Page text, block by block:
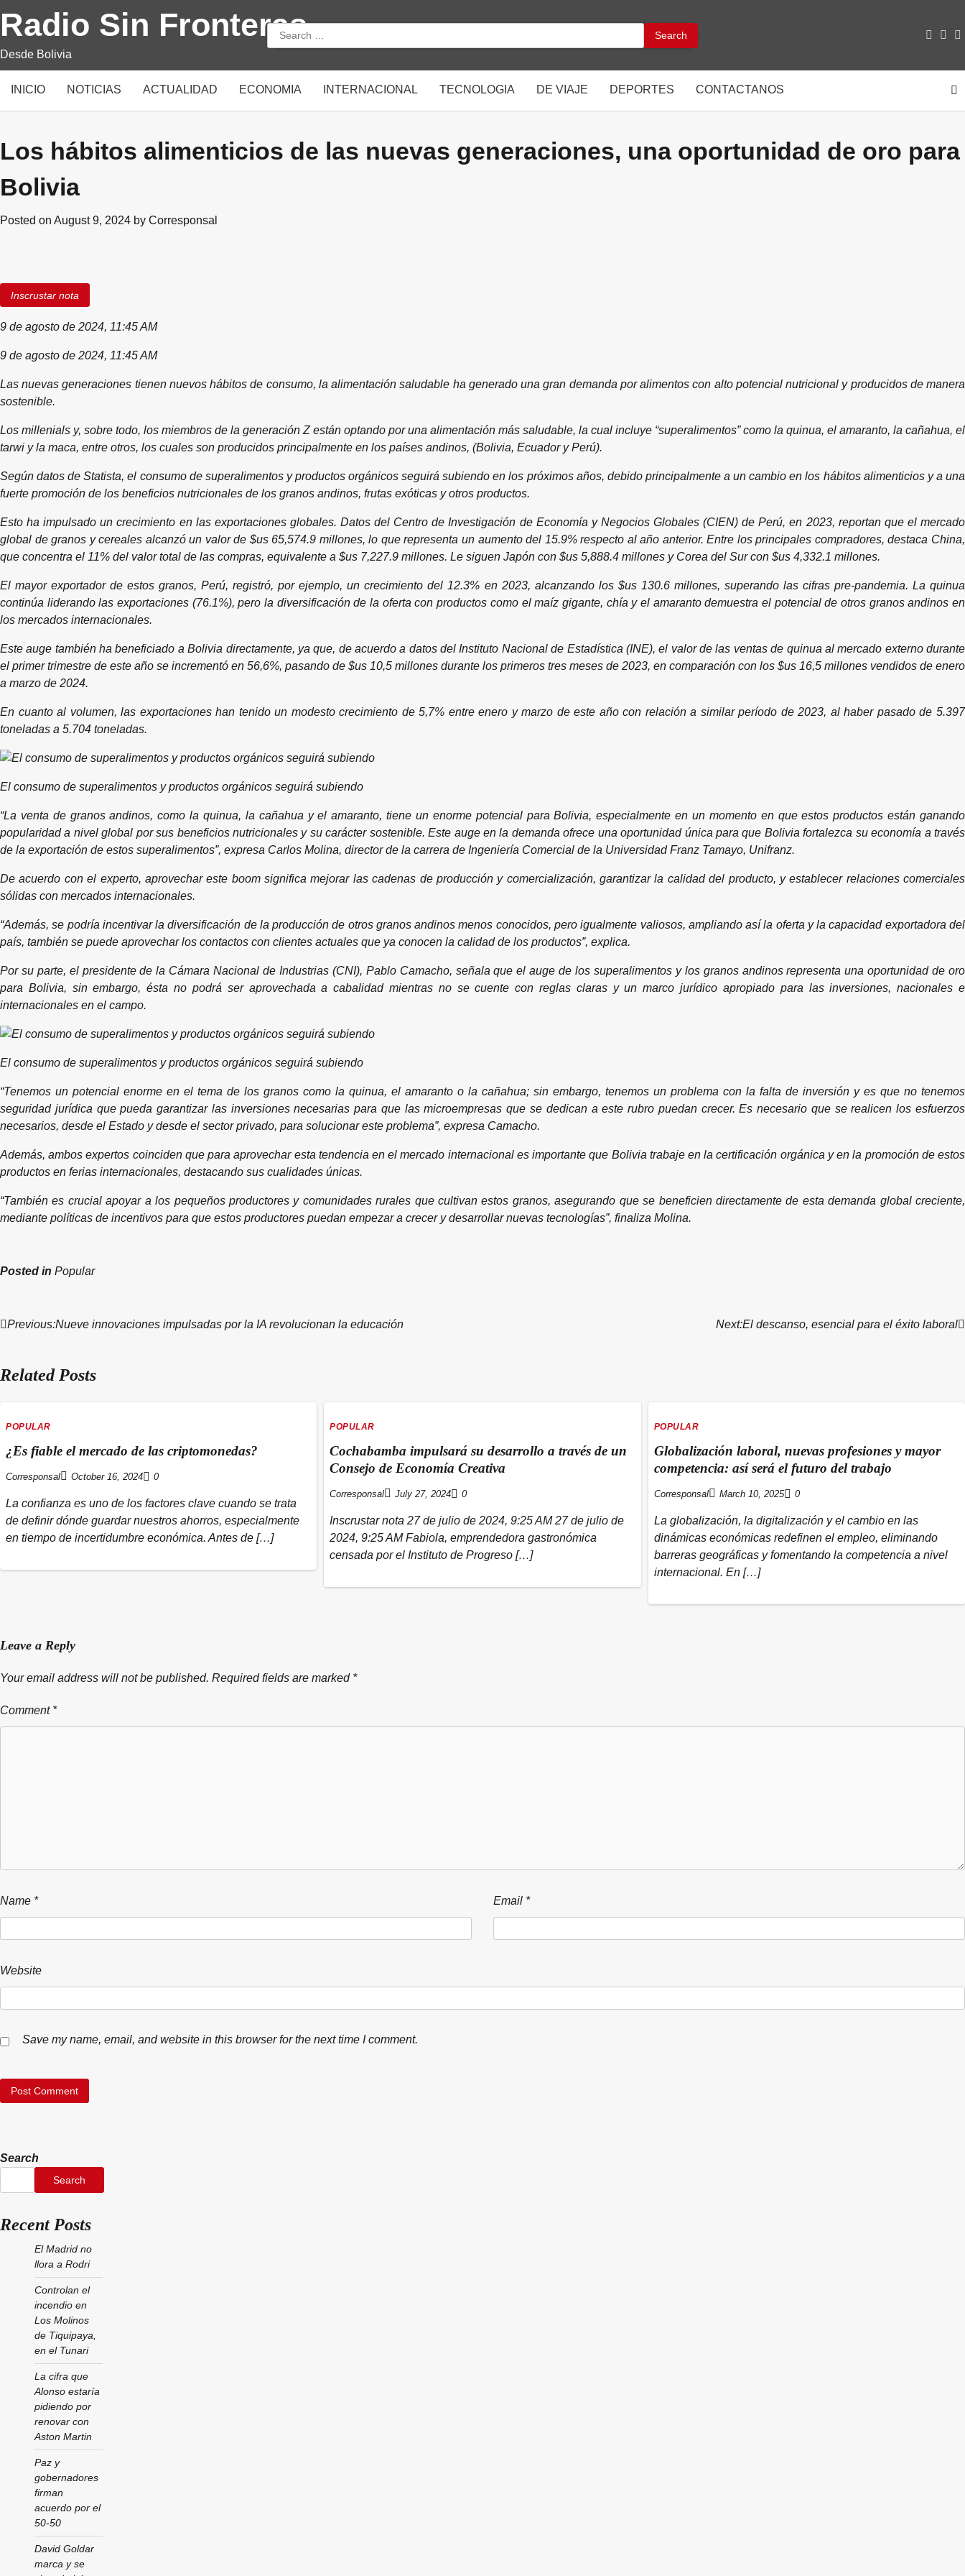
to
Radio Sin Fronteras
Desde Bolivia
Search
for:
INICIO NOTICIAS ACTUALIDAD ECONOMIA INTERNACIONAL TECNOLOGIA DE VIAJE DEPORTES CONTACTANOS
Los hábitos alimenticios de las nuevas generaciones, una oportunidad de oro para
Bolivia
Posted on August 9, 2024 by Corresponsal
Inscrustar nota
9 de agosto de 2024, 11:45 AM
9 de agosto de 2024, 11:45 AM
Las nuevas generaciones tienen nuevos hábitos de consumo, la alimentación saludable ha generado una gran demanda por alimentos con alto potencial nutricional y producidos de manera
sostenible.
Los millenials y, sobre todo, los miembros de la generación Z están optando por una alimentación más saludable, la cual incluye “superalimentos” como la quinua, el amaranto, la cañahua, el
tarwi y la maca, entre otros, los cuales son producidos principalmente en los países andinos, (Bolivia, Ecuador y Perú).
Según datos de Statista, el consumo de superalimentos y productos orgánicos seguirá subiendo en los próximos años, debido principalmente a un cambio en los hábitos alimenticios y a una
fuerte promoción de los beneficios nutricionales de los granos andinos, frutas exóticas y otros productos.
Esto ha impulsado un crecimiento en las exportaciones globales. Datos del Centro de Investigación de Economía y Negocios Globales (CIEN) de Perú, en 2023, reportan que el mercado
global de granos y cereales alcanzó un valor de $us 65,574.9 millones, lo que representa un aumento del 15.9% respecto al año anterior. Entre los principales compradores, destaca China,
que concentra el 11% del valor total de las compras, equivalente a $us 7,227.9 millones. Le siguen Japón con $us 5,888.4 millones y Corea del Sur con $us 4,332.1 millones.
El mayor exportador de estos granos, Perú, registró, por ejemplo, un crecimiento del 12.3% en 2023, alcanzando los $us 130.6 millones, superando las cifras pre-pandemia. La quinua
continúa liderando las exportaciones (76.1%), pero la diversificación de la oferta con productos como el maíz gigante, chía y el amaranto demuestra el potencial de otros granos andinos en
los mercados internacionales.
Este auge también ha beneficiado a Bolivia directamente, ya que, de acuerdo a datos del Instituto Nacional de Estadística (INE), el valor de las ventas de quinua al mercado externo durante
el primer trimestre de este año se incrementó en 56,6%, pasando de $us 10,5 millones durante los primeros tres meses de 2023, en comparación con los $us 16,5 millones vendidos de enero
a marzo de 2024.
En cuanto al volumen, las exportaciones han tenido un modesto crecimiento de 5,7% entre enero y marzo de este año con relación a similar período de 2023, al haber pasado de 5.397
toneladas a 5.704 toneladas.
El consumo de superalimentos y productos orgánicos seguirá subiendo
“La venta de granos andinos, como la quinua, la cañahua y el amaranto, tiene un enorme potencial para Bolivia, especialmente en un momento en que estos productos están ganando
popularidad a nivel global por sus beneficios nutricionales y su carácter sostenible. Este auge en la demanda ofrece una oportunidad única para que Bolivia fortalezca su economía a través
de la exportación de estos superalimentos”, expresa Carlos Molina, director de la carrera de Ingeniería Comercial de la Universidad Franz Tamayo, Unifranz.
De acuerdo con el experto, aprovechar este boom significa mejorar las cadenas de producción y comercialización, garantizar la calidad del producto, y establecer relaciones comerciales
sólidas con mercados internacionales.
“Además, se podría incentivar la diversificación de la producción de otros granos andinos menos conocidos, pero igualmente valiosos, ampliando así la oferta y la capacidad exportadora del
país, también se puede aprovechar los contactos con clientes actuales que ya conocen la calidad de los productos”, explica.
Por su parte, el presidente de la Cámara Nacional de Industrias (CNI), Pablo Camacho, señala que el auge de los superalimentos y los granos andinos representa una oportunidad de oro
para Bolivia, sin embargo, ésta no podrá ser aprovechada a cabalidad mientras no se cuente con reglas claras y un marco jurídico apropiado para las inversiones, nacionales e
internacionales en el campo.
El consumo de superalimentos y productos orgánicos seguirá subiendo
“Tenemos un potencial enorme en el tema de los granos como la quinua, el amaranto o la cañahua; sin embargo, tenemos un problema con la falta de inversión y es que no tenemos
seguridad jurídica que pueda garantizar las inversiones necesarias para que las microempresas que se dedican a este rubro puedan crecer. Es necesario que se realicen los esfuerzos
necesarios, desde el Estado y desde el sector privado, para solucionar este problema”, expresa Camacho.
Además, ambos expertos coinciden que para aprovechar esta tendencia en el mercado internacional es importante que Bolivia trabaje en la certificación orgánica y en la promoción de estos
productos en ferias internacionales, destacando sus cualidades únicas.
“También es crucial apoyar a los pequeños productores y comunidades rurales que cultivan estos granos, asegurando que se beneficien directamente de esta demanda global creciente,
mediante políticas de incentivos para que estos productores puedan empezar a crecer y desarrollar nuevas tecnologías”, finaliza Molina.
Posted in Popular
Post
Previous:Nueve innovaciones impulsadas por la IA revolucionan la educación Next:El descanso, esencial para el éxito laboral
Related Posts
POPULAR
¿Es fiable el mercado de las criptomonedas?
Corresponsal October 16, 2024 0
La confianza es uno de los factores clave cuando se trata
de definir dónde guardar nuestros ahorros, especialmente
en tiempo de incertidumbre económica. Antes de […]
POPULAR
Cochabamba impulsará su desarrollo a través de un
Consejo de Economía Creativa
Corresponsal July 27, 2024 0
Inscrustar nota 27 de julio de 2024, 9:25 AM 27 de julio de
2024, 9:25 AM Fabiola, emprendedora gastronómica
censada por el Instituto de Progreso […]
POPULAR
Globalización laboral, nuevas profesiones y mayor
competencia: así será el futuro del trabajo
Corresponsal March 10, 2025 0
La globalización, la digitalización y el cambio en las
dinámicas económicas redefinen el empleo, eliminando
barreras geográficas y fomentando la competencia a nivel
internacional. En […]
Leave a Reply
Your email address will not be published. Required fields are marked *
Comment *
Name * Email *
Website
Save my name, email, and website in this browser for the next time I comment.
Search
Search
Recent Posts
El Madrid no
llora a Rodri
Controlan el
incendio en
Los Molinos
de Tiquipaya,
en el Tunari
La cifra que
Alonso estaría
pidiendo por
renovar con
Aston Martin
Paz y
gobernadores
firman
acuerdo por el
50-50
David Goldar
marca y se